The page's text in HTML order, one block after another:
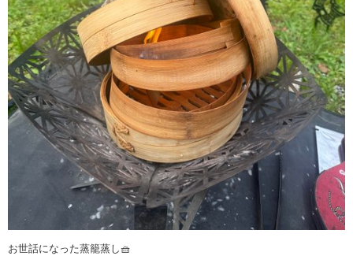
お世話になった蒸籠蒸し🧺